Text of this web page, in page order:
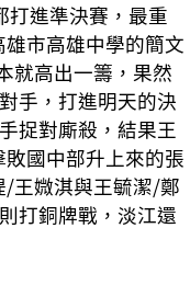
打進準決賽，最重
市高雄中學的簡文
就高出一籌，果然
手，打進明天的決
捉對廝殺，結果王
國中部升上來的張
王媺淇與王毓潔/鄭
打銅牌戰，淡江還